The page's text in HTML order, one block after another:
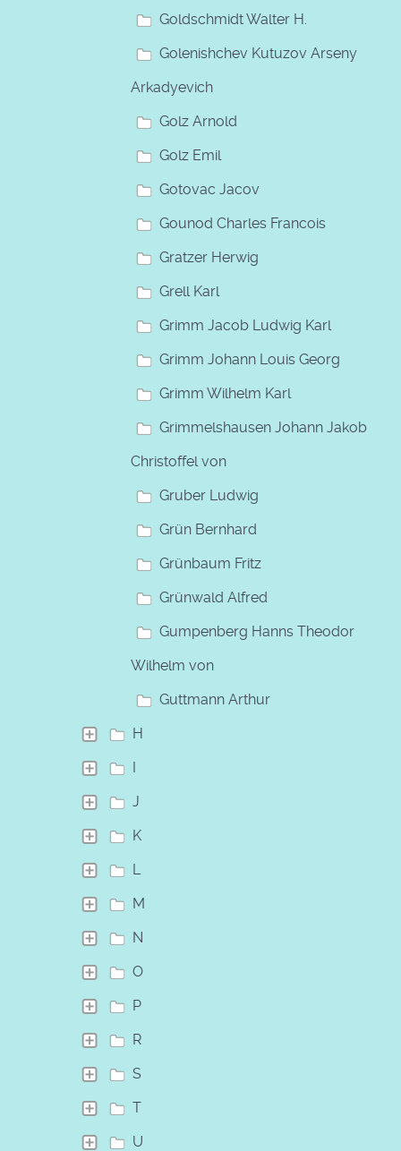
Goldschmidt Walter H.
Golenishchev Kutuzov Arseny
Arkadyevich
Golz Arnold
Golz Emil
Gotovac Jacov
Gounod Charles Francois
Gratzer Herwig
Grell Karl
Grimm Jacob Ludwig Karl
Grimm Johann Louis Georg
Grimm Wilhelm Karl
Grimmelshausen Johann Jakob
Christoffel von
Gruber Ludwig
Grün Bernhard
Grünbaum Fritz
Grünwald Alfred
Gumpenberg Hanns Theodor
Wilhelm von
Guttmann Arthur
H
I
J
K
L
M
N
O
P
R
S
T
U